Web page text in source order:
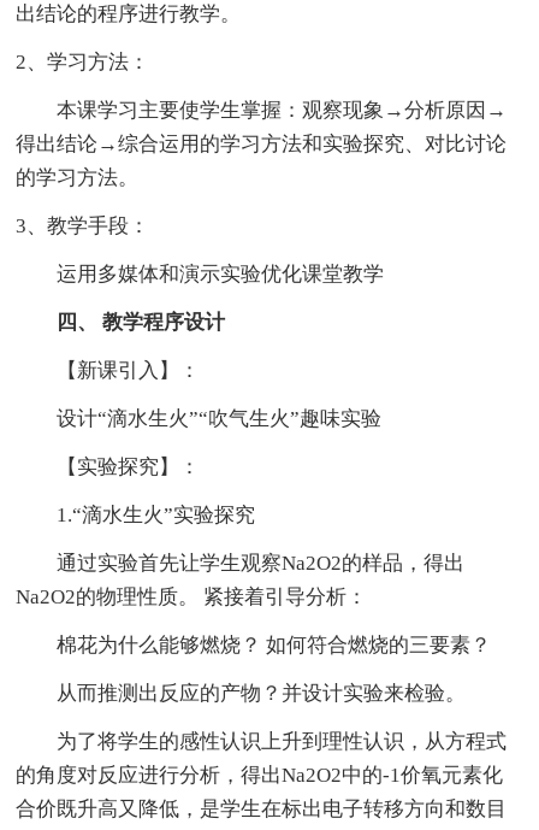
出结论的程序进行教学。
2、学习方法：
本课学习主要使学生掌握：观察现象→分析原因→
得出结论→综合运用的学习方法和实验探究、对比讨论
的学习方法。
3、教学手段：
运用多媒体和演示实验优化课堂教学
四、 教学程序设计
【新课引入】：
设计“滴水生火”“吹气生火”趣味实验
【实验探究】：
1.“滴水生火”实验探究
通过实验首先让学生观察Na2O2的样品，得出
Na2O2的物理性质。 紧接着引导分析：
棉花为什么能够燃烧？ 如何符合燃烧的三要素？
从而推测出反应的产物？并设计实验来检验。
为了将学生的感性认识上升到理性认识，从方程式
的角度对反应进行分析，得出Na2O2中的-1价氧元素化
合价既升高又降低，是学生在标出电子转移方向和数目